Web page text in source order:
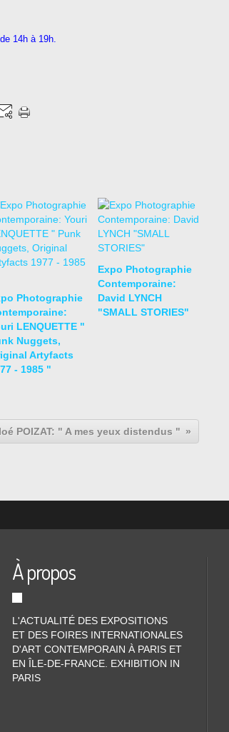
14h à 19h.
Photographie
LENQUETTE "
Nuggets,
Artyfacts
- 1985 "
Expo Photographie
Contemporaine:
David LYNCH
"SMALL STORIES"
POIZAT: " A mes yeux distendus "
À propos
L'ACTUALITÉ DES EXPOSITIONS
ET DES FOIRES INTERNATIONALES
D'ART CONTEMPORAIN À PARIS ET
EN ÎLE-DE-FRANCE. EXHIBITION IN
PARIS